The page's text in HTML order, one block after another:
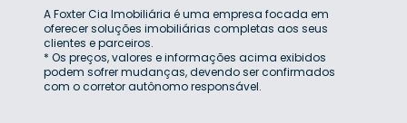
A Foxter Cia Imobiliária é uma empresa focada em
oferecer soluções imobiliárias completas aos seus
clientes e parceiros.
* Os preços, valores e informações acima exibidos
podem sofrer mudanças, devendo ser confirmados
com o corretor autônomo responsável.